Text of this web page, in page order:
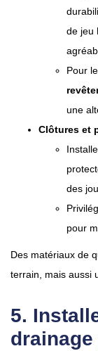
de jeu
Pour
une
Clôtures et
des
pour
Des matériaux de
terrain, mais aussi
5.